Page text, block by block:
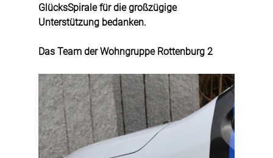
GlücksSpirale für die großzügige
Unterstützung bedanken.
Das Team der Wohngruppe Rottenburg 2